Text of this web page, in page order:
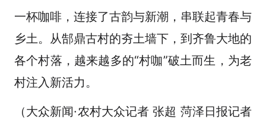
一杯咖啡，连接了古韵与新潮，串联起青春与
乡土。从郜鼎古村的夯土墙下，到齐鲁大地的
各个村落，越来越多的“村咖”破土而生，为老
村注入新活力。
（大众新闻·农村大众记者 张超 菏泽日报记者